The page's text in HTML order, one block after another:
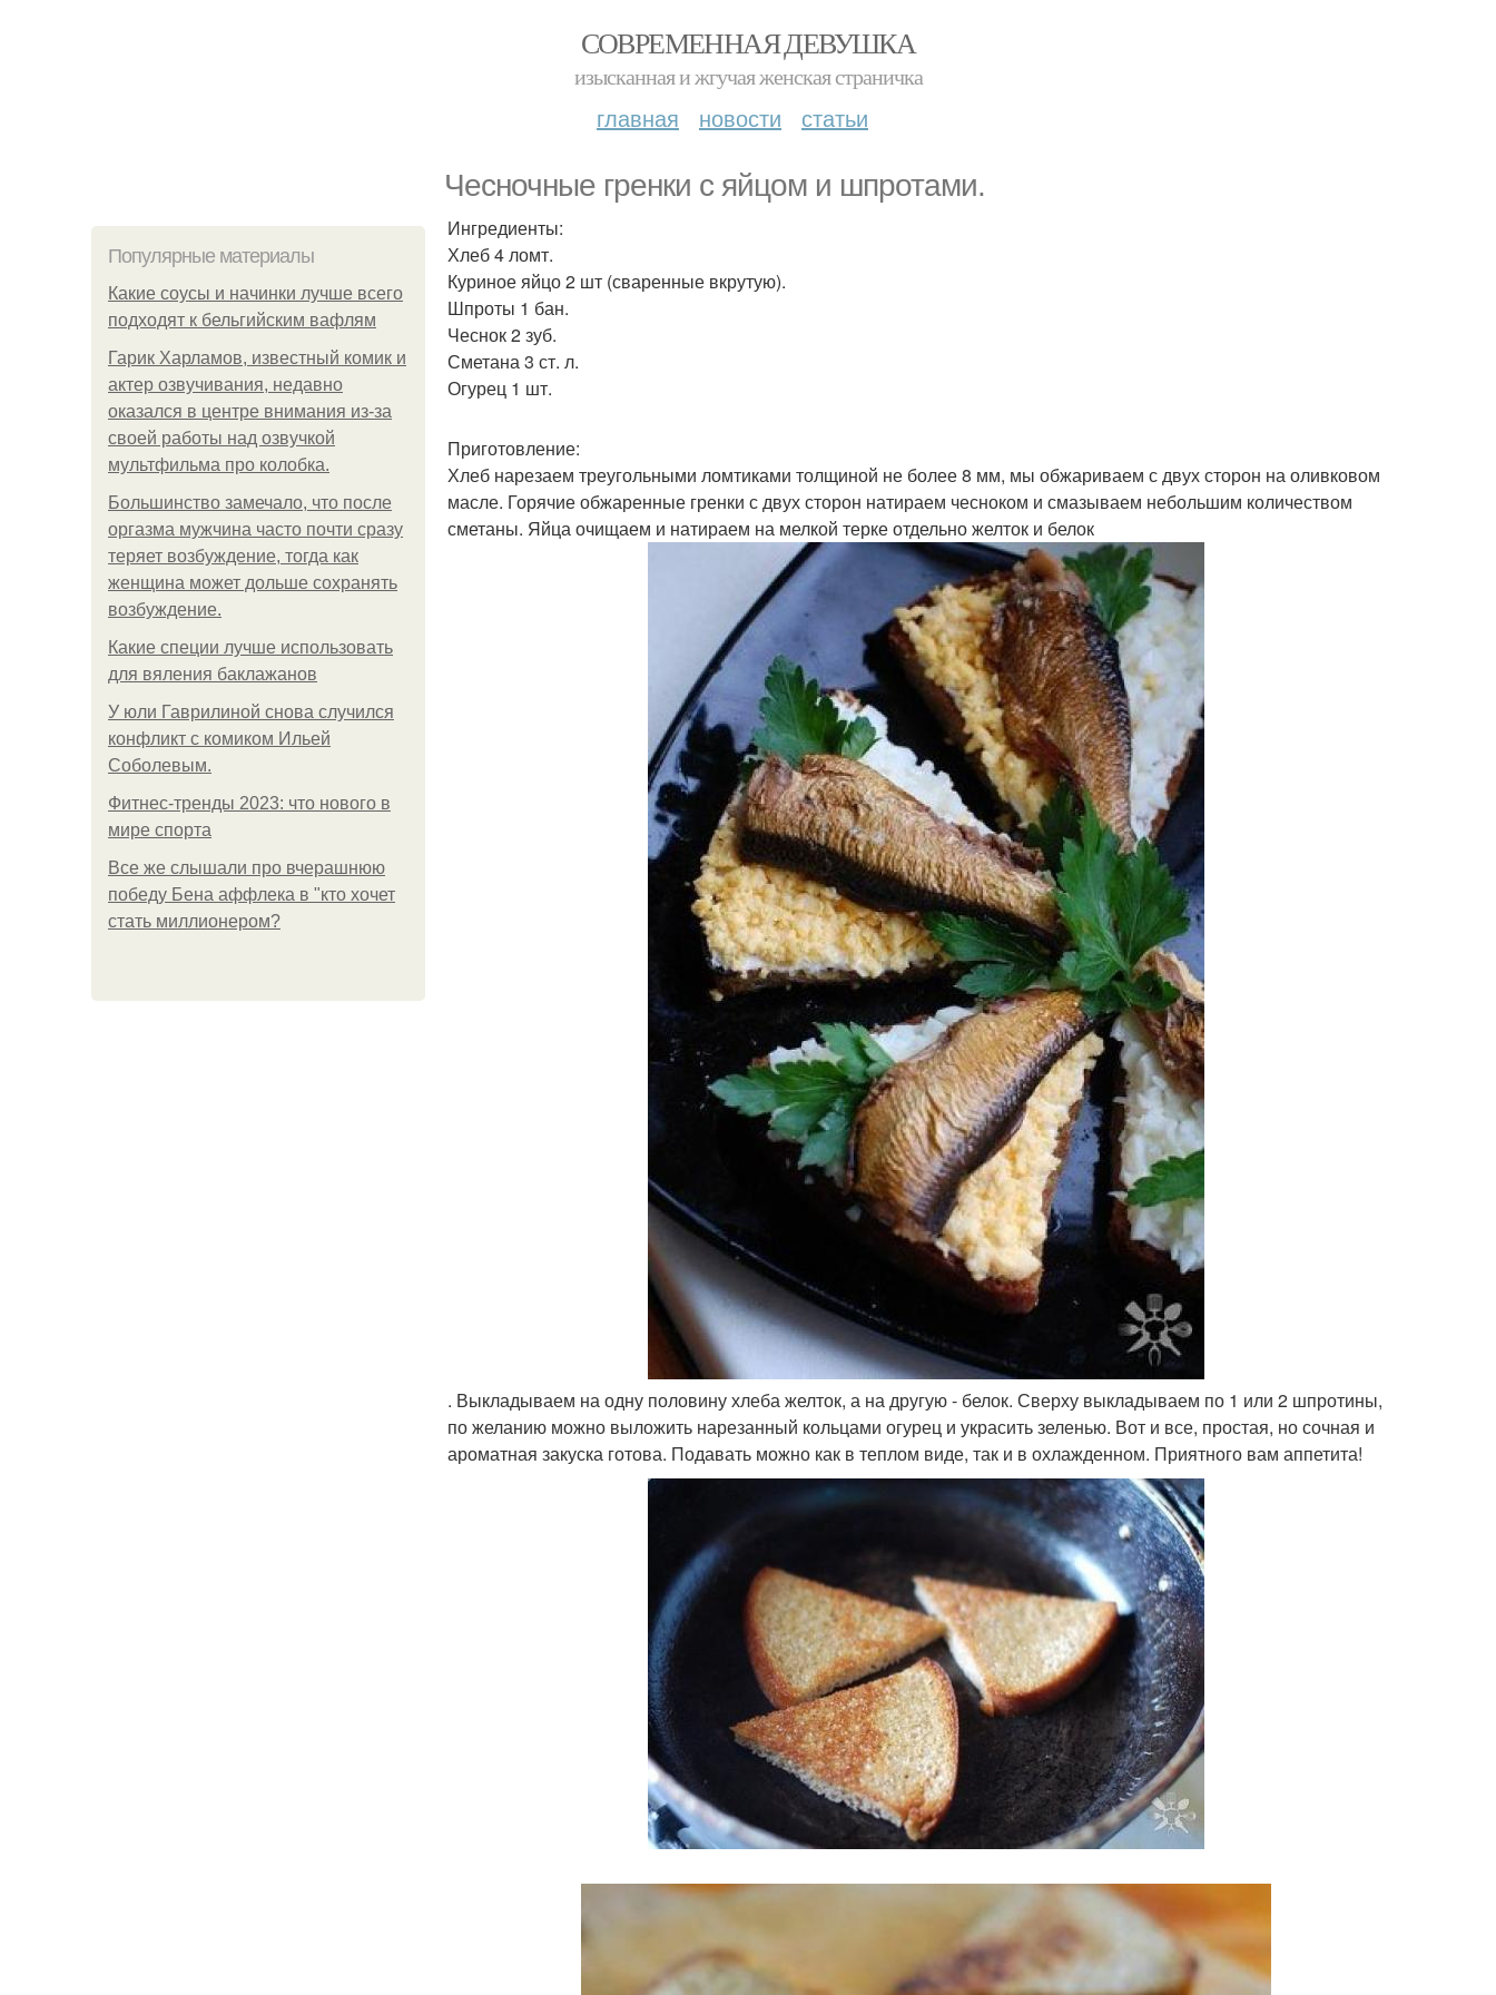
СОВРЕМЕННАЯ ДЕВУШКА
изысканная и жгучая женская страничка
главная новости статьи
Чесночные гренки с яйцом и шпротами.
Популярные материалы
Какие соусы и начинки лучше всего
подходят к бельгийским вафлям
Гарик Харламов, известный комик и
актер озвучивания, недавно
оказался в центре внимания из-за
своей работы над озвучкой
мультфильма про колобка.
Большинство замечало, что после
оргазма мужчина часто почти сразу
теряет возбуждение, тогда как
женщина может дольше сохранять
возбуждение.
Какие специи лучше использовать
для вяления баклажанов
У юли Гаврилиной снова случился
конфликт с комиком Ильей
Соболевым.
Фитнес-тренды 2023: что нового в
мире спорта
Все же слышали про вчерашнюю
победу Бена аффлека в "кто хочет
стать миллионером?
Ингредиенты:
Хлеб 4 ломт.
Куриное яйцо 2 шт (сваренные вкрутую).
Шпроты 1 бан.
Чеснок 2 зуб.
Сметана 3 ст. л.
Огурец 1 шт.
Приготовление:
Хлеб нарезаем треугольными ломтиками толщиной не более 8 мм, мы обжариваем с двух сторон на оливковом
масле. Горячие обжаренные гренки с двух сторон натираем чесноком и смазываем небольшим количеством
сметаны. Яйца очищаем и натираем на мелкой терке отдельно желток и белок
. Выкладываем на одну половину хлеба желток, а на другую - белок. Сверху выкладываем по 1 или 2 шпротины,
по желанию можно выложить нарезанный кольцами огурец и украсить зеленью. Вот и все, простая, но сочная и
ароматная закуска готова. Подавать можно как в теплом виде, так и в охлажденном. Приятного вам аппетита!